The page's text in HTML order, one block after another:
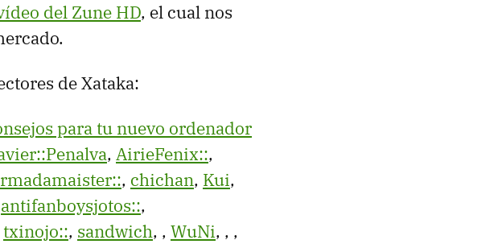
del Zune HD, el cual nos
de Xataka:
para tu nuevo ordenador
, AirieFenix::,
, chichan, Kui,
antifanboysjotos::,
txinojo::, sandwich, , WuNi, , ,